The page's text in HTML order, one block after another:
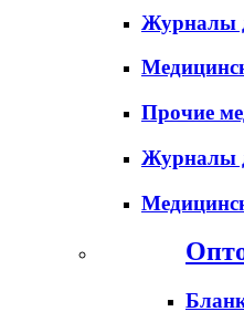
Журналы
Прочие
Журналы